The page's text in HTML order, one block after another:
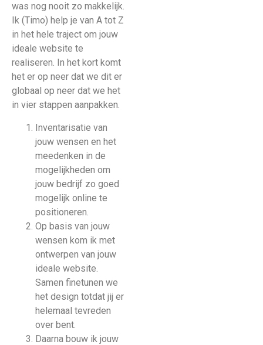
was nog nooit zo makkelijk.
Ik (Timo) help je van A tot Z
in het hele traject om jouw
ideale website te
realiseren. In het kort komt
het er op neer dat we dit er
globaal op neer dat we het
in vier stappen aanpakken.
Inventarisatie van
jouw wensen en het
meedenken in de
mogelijkheden om
jouw bedrijf zo goed
mogelijk online te
positioneren.
Op basis van jouw
wensen kom ik met
ontwerpen van jouw
ideale website.
Samen finetunen we
het design totdat jij er
helemaal tevreden
over bent.
Daarna bouw ik jouw